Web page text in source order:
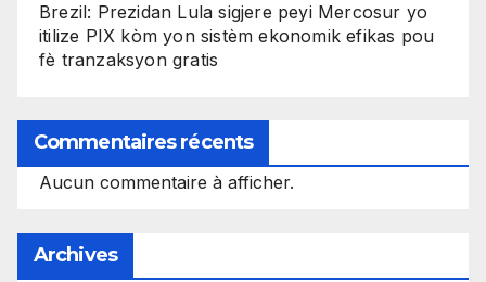
Brezil: Prezidan Lula sigjere peyi Mercosur yo
itilize PIX kòm yon sistèm ekonomik efikas pou
fè tranzaksyon gratis
Commentaires récents
Aucun commentaire à afficher.
Archives